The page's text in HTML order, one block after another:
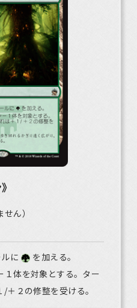
ん）
に
を加える。
１体を対象とする。ター
＋２の修整を受ける。